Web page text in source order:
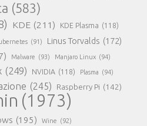
(583)
KDE (211) KDE Plasma (118)
(91) Linus Torvalds (172)
Malware (93) Manjaro Linux (94)
(249) NVIDIA (118) Plasma (94)
(245) Raspberry Pi (142)
(1973)
(195) Wine (92)